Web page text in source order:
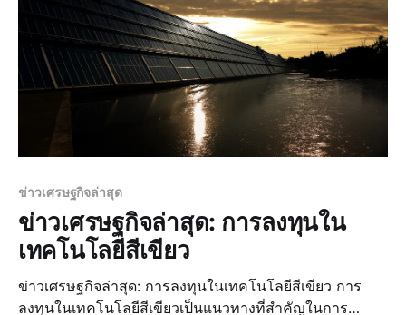
ข่าวเศรษฐกิจล่าสุด
ข่าวเศรษฐกิจล่าสุด: การลงทุนใน
เทคโนโลยีสีเขียว
ข่าวเศรษฐกิจล่าสุด: การลงทุนในเทคโนโลยีสีเขียว การ
ลงทุนในเทคโนโลยีสีเขียวเป็นแนวทางที่สำคัญในการ